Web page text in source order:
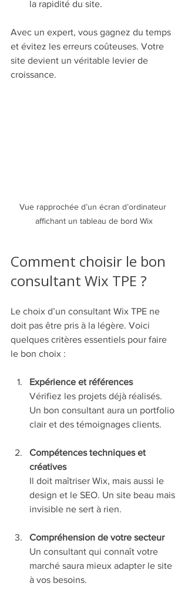
la rapidité du site.
Avec un expert, vous gagnez du temps
et évitez les erreurs coûteuses. Votre
site devient un véritable levier de
croissance.
Vue rapprochée d’un écran d’ordinateur
affichant un tableau de bord Wix
Comment choisir le bon
consultant Wix TPE ?
Le choix d’un consultant Wix TPE ne
doit pas être pris à la légère. Voici
quelques critères essentiels pour faire
le bon choix :
Expérience et références
Vérifiez les projets déjà réalisés.
Un bon consultant aura un portfolio
clair et des témoignages clients.
Compétences techniques et
créatives
Il doit maîtriser Wix, mais aussi le
design et le SEO. Un site beau mais
invisible ne sert à rien.
Compréhension de votre secteur
Un consultant qui connaît votre
marché saura mieux adapter le site
à vos besoins.